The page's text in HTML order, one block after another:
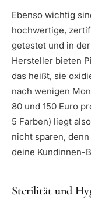
Ebenso wichtig
hochwertige,
getestet und in
Hersteller bieten
das heißt, sie
nach wenigen
80 und 150 Euro
5 Farben) liegt
nicht sparen,
deine Kundinnen-
Sterilität und